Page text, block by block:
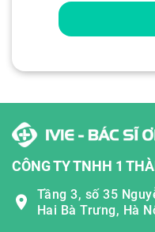
CÔNG TY TNHH 1
Tầng 3, số 35
Hai Bà Trưng, Hà